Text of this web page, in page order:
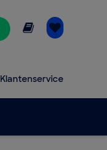
Online lezen
Klantenservice